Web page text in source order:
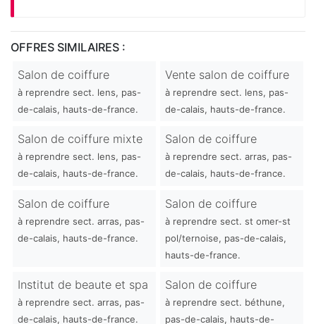
OFFRES SIMILAIRES :
Salon de coiffure
à reprendre sect. lens, pas-
de-calais, hauts-de-france.
Vente salon de coiffure
à reprendre sect. lens, pas-
de-calais, hauts-de-france.
Salon de coiffure mixte
à reprendre sect. lens, pas-
de-calais, hauts-de-france.
Salon de coiffure
à reprendre sect. arras, pas-
de-calais, hauts-de-france.
Salon de coiffure
à reprendre sect. arras, pas-
de-calais, hauts-de-france.
Salon de coiffure
à reprendre sect. st omer-st
pol/ternoise, pas-de-calais,
hauts-de-france.
Institut de beaute et spa
à reprendre sect. arras, pas-
de-calais, hauts-de-france.
Salon de coiffure
à reprendre sect. béthune,
pas-de-calais, hauts-de-